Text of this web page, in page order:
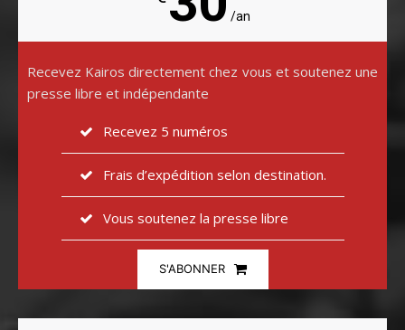
/an
Recevez Kairos directement chez vous et soutenez une
presse libre et indépendante
Recevez 5 numéros
Frais d’expédition selon destination.
Vous soutenez la presse libre
S'ABONNER